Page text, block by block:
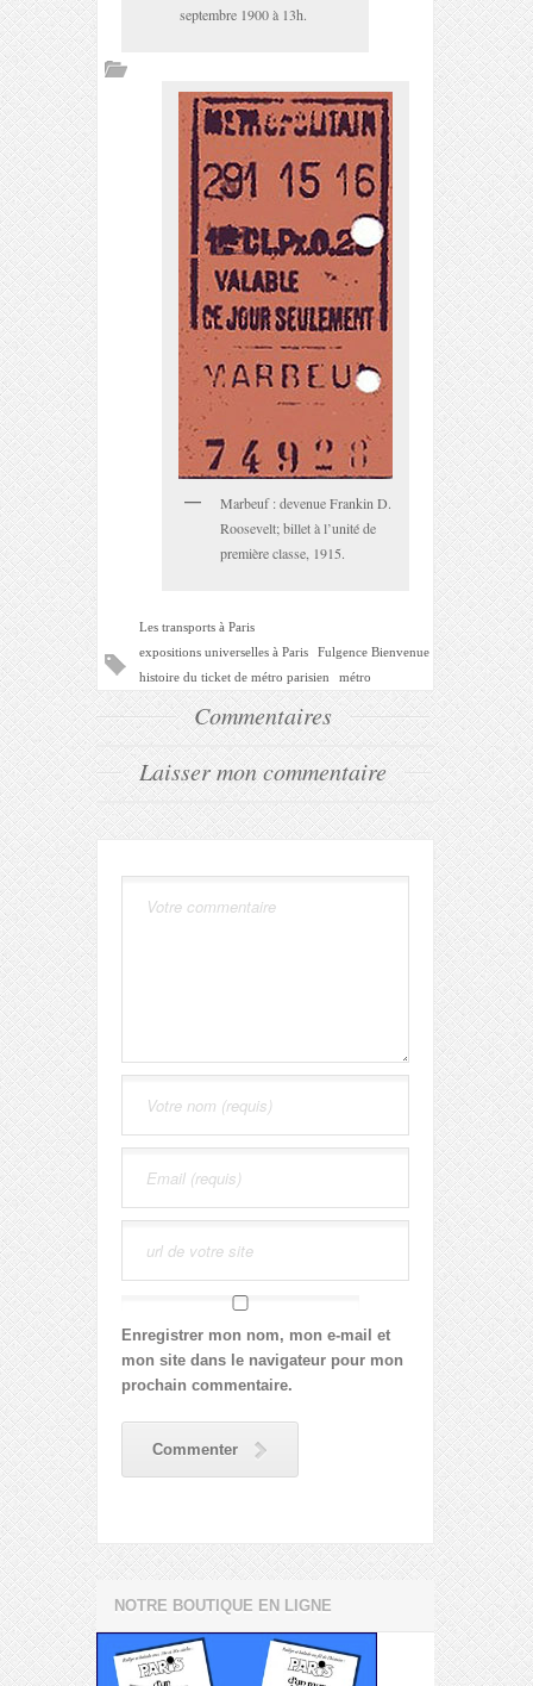
septembre 1900 à 13h.
Marbeuf : devenue Frankin D.
Roosevelt; billet à l’unité de
première classe, 1915.
Les transports à Paris
expositions universelles à Paris
Fulgence Bienvenue
histoire du ticket de métro parisien
métro
Commentaires
Laisser mon commentaire
Enregistrer mon nom, mon e-mail et
mon site dans le navigateur pour mon
prochain commentaire.
Commenter
NOTRE BOUTIQUE EN LIGNE